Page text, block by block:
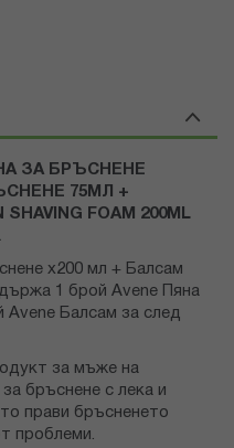
ЗА БРЪСНЕНЕ
75МЛ +
FOAM 200ML
х200 мл + Балсам
1 брой Avene Пяна
Avene Балсам за след
за мъже на
бръснене с лека и
прави бръсненето
проблеми.